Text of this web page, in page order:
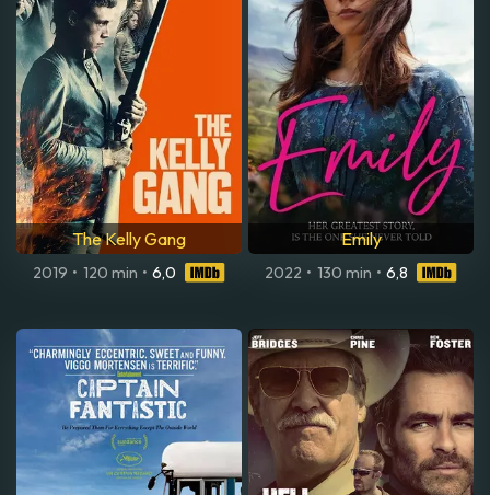
The Kelly Gang
2019 • 120 min • 6,0
Emily
2022 • 130 min • 6,8